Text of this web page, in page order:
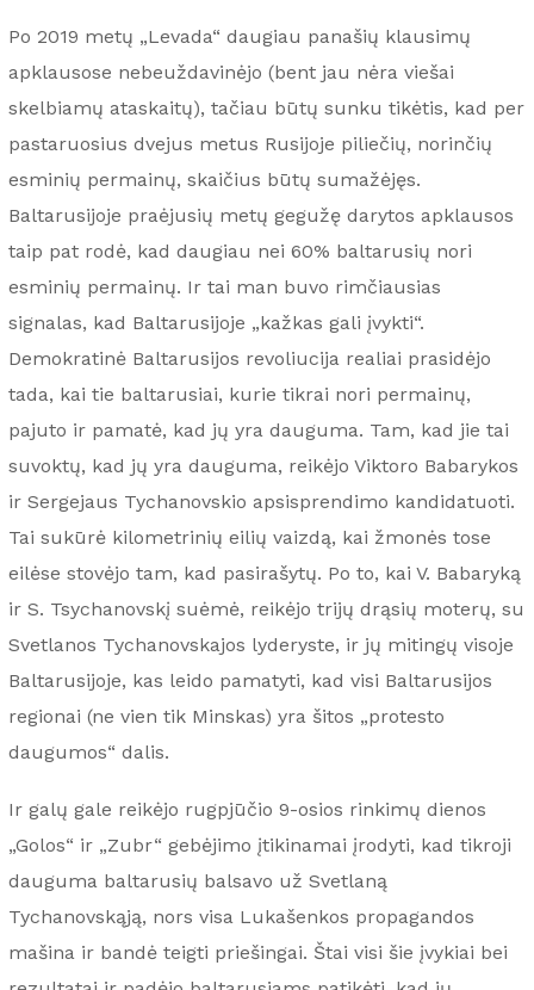
Po 2019 metų „Levada“ daugiau panašių klausimų
apklausose nebeuždavinėjo (bent jau nėra viešai
skelbiamų ataskaitų), tačiau būtų sunku tikėtis, kad per
pastaruosius dvejus metus Rusijoje piliečių, norinčių
esminių permainų, skaičius būtų sumažėjęs.
Baltarusijoje praėjusių metų gegužę darytos apklausos
taip pat rodė, kad daugiau nei 60% baltarusių nori
esminių permainų. Ir tai man buvo rimčiausias
signalas, kad Baltarusijoje „kažkas gali įvykti“.
Demokratinė Baltarusijos revoliucija realiai prasidėjo
tada, kai tie baltarusiai, kurie tikrai nori permainų,
pajuto ir pamatė, kad jų yra dauguma. Tam, kad jie tai
suvoktų, kad jų yra dauguma, reikėjo Viktoro Babarykos
ir Sergejaus Tychanovskio apsisprendimo kandidatuoti.
Tai sukūrė kilometrinių eilių vaizdą, kai žmonės tose
eilėse stovėjo tam, kad pasirašytų. Po to, kai V. Babaryką
ir S. Tsychanovskį suėmė, reikėjo trijų drąsių moterų, su
Svetlanos Tychanovskajos lyderyste, ir jų mitingų visoje
Baltarusijoje, kas leido pamatyti, kad visi Baltarusijos
regionai (ne vien tik Minskas) yra šitos „protesto
daugumos“ dalis.
Ir galų gale reikėjo rugpjūčio 9-osios rinkimų dienos
„Golos“ ir „Zubr“ gebėjimo įtikinamai įrodyti, kad tikroji
dauguma baltarusių balsavo už Svetlaną
Tychanovskąją, nors visa Lukašenkos propagandos
mašina ir bandė teigti priešingai. Štai visi šie įvykiai bei